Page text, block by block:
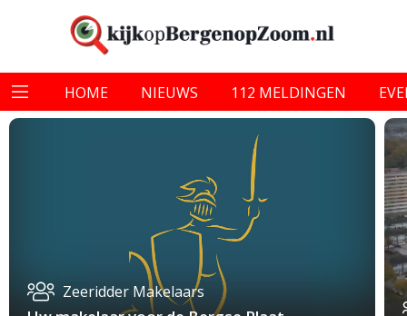
HOME NIEUWS 112 MELDINGEN
Zeeridder Makelaars